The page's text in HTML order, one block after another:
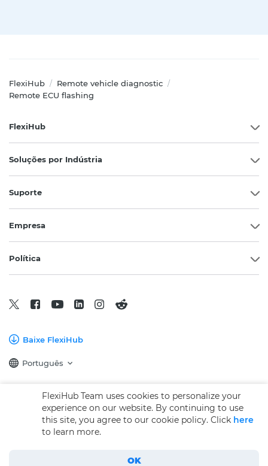
FlexiHub Team uses cookies to personalize your
experience on our website. By continuing to use
this site, you agree to our cookie policy. Click here
to learn more.
OK
FlexiHub / Remote vehicle diagnostic /
Remote ECU flashing
FlexiHub
Soluções por Indústria
Suporte
Empresa
Política
Baixe FlexiHub
Português
Copyright © 2026 Electronic Team, Inc., suas afiliadas e licenciadoras.
Informações Legais.
11890 Sunrise Valley Dr, Ste 111, Reston, VA 20191, USA • +12023358465 •
support@electronic.us